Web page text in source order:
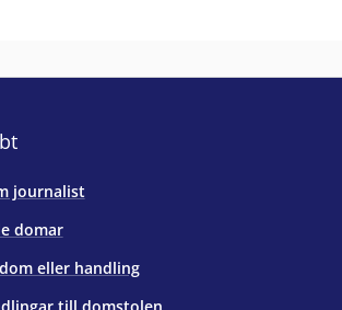
journalist
domar
eller handling